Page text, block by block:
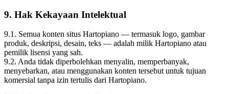
9. Hak Kekayaan Intelektual
9.1. Semua konten situs Hartopiano — termasuk logo, gambar
produk, deskripsi, desain, teks — adalah milik Hartopiano atau
pemilik lisensi yang sah.
9.2. Anda tidak diperbolehkan menyalin, memperbanyak,
menyebarkan, atau menggunakan konten tersebut untuk tujuan
komersial tanpa izin tertulis dari Hartopiano.